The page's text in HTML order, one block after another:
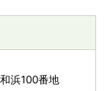
浜100番地